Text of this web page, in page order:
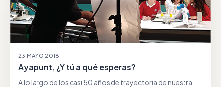
23 MAYO 2018
Ayapunt, ¿Y tú a qué esperas?
A lo largo de los casi 50 años de trayectoria de nuestra